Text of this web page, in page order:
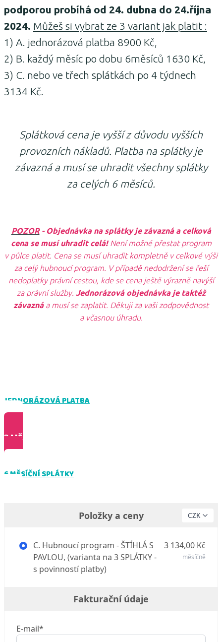
podporou probíhá od 24. dubna do 24.října
2024. Můžeš si vybrat ze 3 variant jak platit :
1) A. jednorázová platba 8900 Kč,
2) B. každý měsíc po dobu 6měsíců 1630 Kč,
3) C. nebo ve třech splátkách po 4 týdnech
3134 Kč.
Splátková cena je vyšší z důvodu vyšších
provozních nákladů. Platba na splátky je
závazná a musí se uhradit všechny splátky
za celých 6 měsíců.
POZOR- Objednávka na splátky je závazná a celková
cena se musí uhradit celá!Není možné přestat program
v půlce platit. Cena se musí uhradit kompletně v celkové výši
za celý hubnoucí program. V případě nedodržení se řeší
nedoplatky právní cestou, kde se cena ještě výrazně navýší
za právní služby. Jednorázová objednávka je taktéž
závaznáa musí se zaplatit. Děkuji za vaši zodpovědnost
a včasnou úhradu.
JEDNORÁZOVÁ PLATBA
3 MĚSÍČNÍ SPLÁTKY
6 MĚSÍČNÍ SPLÁTKY
Položky a ceny
C. Hubnoucí program - ŠTÍHLÁ S
PAVLOU, (varianta na 3 SPLÁTKY -
s povinností platby)
3 134,00 Kč
měsíčně
Fakturační údaje
E-mail*